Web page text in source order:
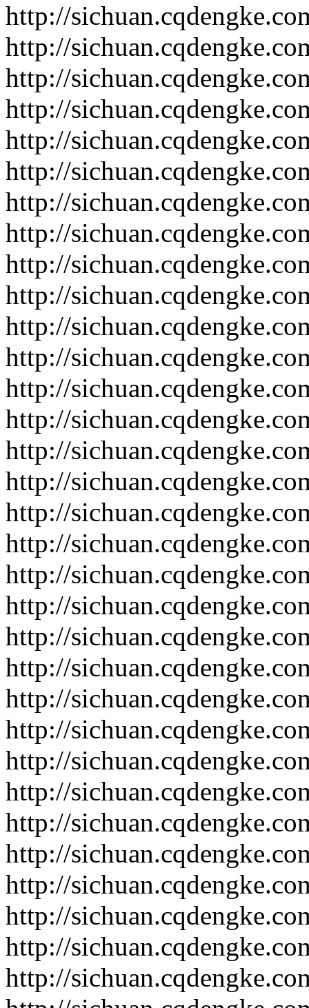
http://
http://
http://
http://
http://
http://
http://
http://
http://
http://
http://
http://
http://
http://
http://
http://
http://
http://
http://
http://
http://
http://
http://
http://
http://
http://
http://
http://
http://
http://
http://
http://